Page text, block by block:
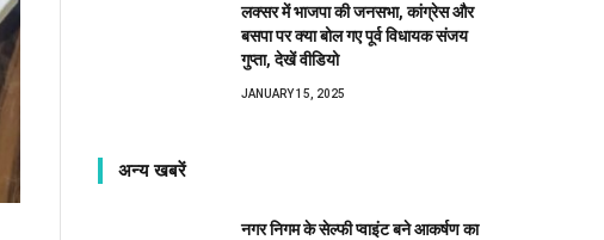
लक्सर में भाजपा की जनसभा, कांग्रेस और
बसपा पर क्या बोल गए पूर्व विधायक संजय
गुप्ता, देखें वीडियो
JANUARY 15, 2025
अन्य खबरें
नगर निगम के सेल्फी प्वाइंट बने आकर्षण का